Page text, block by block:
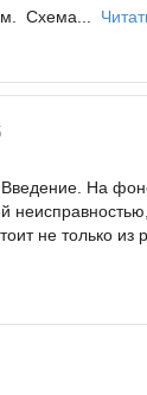
Схема...
На
не только из